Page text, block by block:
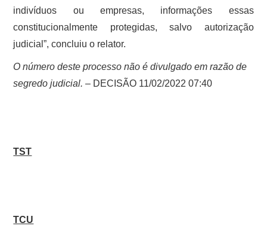
indivíduos ou empresas, informações essas
constitucionalmente protegidas, salvo autorização
judicial”, concluiu o relator.
O número deste processo não é divulgado em razão de
segredo judicial. – DECISÃO 11/02/2022 07:40
TST
TCU